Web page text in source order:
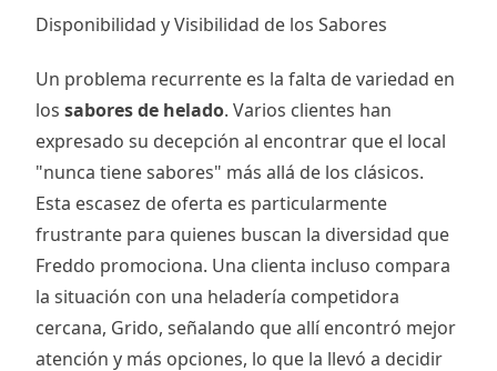
Disponibilidad y Visibilidad de los Sabores
Un problema recurrente es la falta de variedad en
los sabores de helado. Varios clientes han
expresado su decepción al encontrar que el local
"nunca tiene sabores" más allá de los clásicos.
Esta escasez de oferta es particularmente
frustrante para quienes buscan la diversidad que
Freddo promociona. Una clienta incluso compara
la situación con una heladería competidora
cercana, Grido, señalando que allí encontró mejor
atención y más opciones, lo que la llevó a decidir